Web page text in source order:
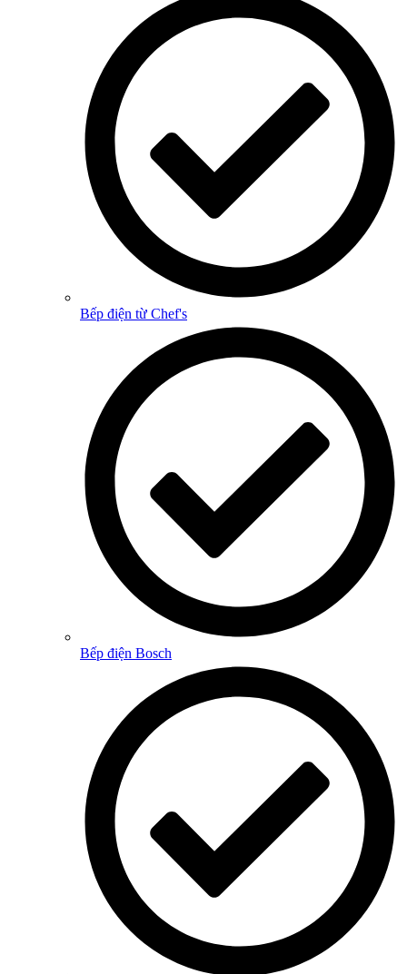
Bếp điện từ Chef's
Bếp điện Bosch